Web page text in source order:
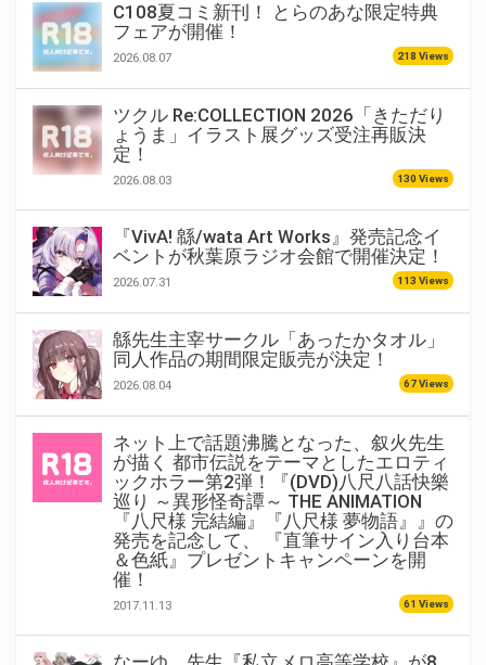
C108夏コミ新刊！ とらのあな限定特典
フェアが開催！
2026.08.07 218 Views
ツクル Re:COLLECTION 2026「きただり
ょうま」イラスト展グッズ受注再販決
定！
2026.08.03 130 Views
『VivA! 緜/wata Art Works』発売記念イ
ベントが秋葉原ラジオ会館で開催決定！
2026.07.31 113 Views
緜先生主宰サークル「あったかタオル」
同人作品の期間限定販売が決定！
2026.08.04 67 Views
ネット上で話題沸騰となった、叙火先生
が描く 都市伝説をテーマとしたエロティ
ックホラー第2弾！『(DVD)八尺八話快樂
巡り ～異形怪奇譚～ THE ANIMATION
『八尺様 完結編』『八尺様 夢物語』』の
発売を記念して、 『直筆サイン入り台本
＆色紙』プレゼントキャンペーンを開
催！
2017.11.13 61 Views